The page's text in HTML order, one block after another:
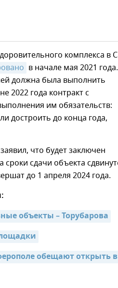
комплекса в
в начале мая 2021 года.
должна была выполнить
2022 года контракт с
им обязательств:
достроить до конца года,
что будет заключен
сдачи объекта
до 1 апреля 2024 года.
объекты – Торубарова
обещают открыть в